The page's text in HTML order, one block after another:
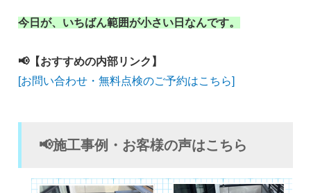
今日が、いちばん範囲が小さい日なんです。
📢【おすすめの内部リンク】
[お問い合わせ・無料点検のご予約はこちら]
📢施工事例・お客様の声はこちら